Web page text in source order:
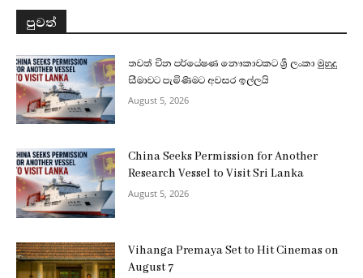
පුවත්
තවත් චීන පර්යේෂණ නෞකාවකට ශ්‍රී ලංකා මුහුදු
සීමාවට පැමිණීමට අවසර ඉල්ලයි
August 5, 2026
China Seeks Permission for Another
Research Vessel to Visit Sri Lanka
August 5, 2026
Vihanga Premaya Set to Hit Cinemas on
August 7